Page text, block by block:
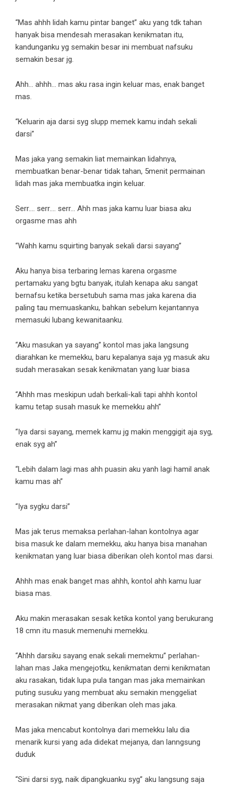
“Mas ahhh lidah kamu pintar banget” aku yang tdk tahan
hanyak bisa mendesah merasakan kenikmatan itu,
kandunganku yg semakin besar ini membuat nafsuku
semakin besar jg.
Ahh… ahhh… mas aku rasa ingin keluar mas, enak banget
mas.
“Keluarin aja darsi syg slupp memek kamu indah sekali
darsi”
Mas jaka yang semakin liat memainkan lidahnya,
membuatkan benar-benar tidak tahan, 5menit permainan
lidah mas jaka membuatka ingin keluar.
Serr…. serr…. serr… Ahh mas jaka kamu luar biasa aku
orgasme mas ahh
“Wahh kamu squirting banyak sekali darsi sayang”
Aku hanya bisa terbaring lemas karena orgasme
pertamaku yang bgtu banyak, itulah kenapa aku sangat
bernafsu ketika bersetubuh sama mas jaka karena dia
paling tau memuaskanku, bahkan sebelum kejantannya
memasuki lubang kewanitaanku.
“Aku masukan ya sayang” kontol mas jaka langsung
diarahkan ke memekku, baru kepalanya saja yg masuk aku
sudah merasakan sesak kenikmatan yang luar biasa
“Ahhh mas meskipun udah berkali-kali tapi ahhh kontol
kamu tetap susah masuk ke memekku ahh”
“Iya darsi sayang, memek kamu jg makin menggigit aja syg,
enak syg ah”
“Lebih dalam lagi mas ahh puasin aku yanh lagi hamil anak
kamu mas ah”
“Iya sygku darsi”
Mas jak terus memaksa perlahan-lahan kontolnya agar
bisa masuk ke dalam memekku, aku hanya bisa manahan
kenikmatan yang luar biasa diberikan oleh kontol mas darsi.
Ahhh mas enak banget mas ahhh, kontol ahh kamu luar
biasa mas.
Aku makin merasakan sesak ketika kontol yang berukurang
18 cmn itu masuk memenuhi memekku.
“Ahhh darsiku sayang enak sekali memekmu” perlahan-
lahan mas Jaka mengejotku, kenikmatan demi kenikmatan
aku rasakan, tidak lupa pula tangan mas jaka memainkan
puting susuku yang membuat aku semakin menggeliat
merasakan nikmat yang diberikan oleh mas jaka.
Mas jaka mencabut kontolnya dari memekku lalu dia
menarik kursi yang ada didekat mejanya, dan lanngsung
duduk
“Sini darsi syg, naik dipangkuanku syg” aku langsung saja